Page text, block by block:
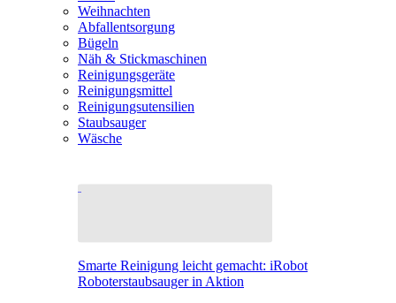
Weihnachten
Abfallentsorgung
Bügeln
Näh & Stickmaschinen
Reinigungsgeräte
Reinigungsmittel
Reinigungsutensilien
Staubsauger
Wäsche
Smarte Reinigung leicht gemacht: iRobot
Roboterstaubsauger in Aktion